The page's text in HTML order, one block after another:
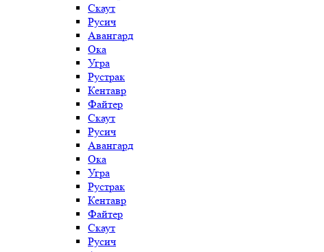
Скаут
Русич
Авангард
Ока
Угра
Рустрак
Кентавр
Файтер
Скаут
Русич
Авангард
Ока
Угра
Рустрак
Кентавр
Файтер
Скаут
Русич